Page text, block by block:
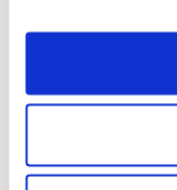
Je crée